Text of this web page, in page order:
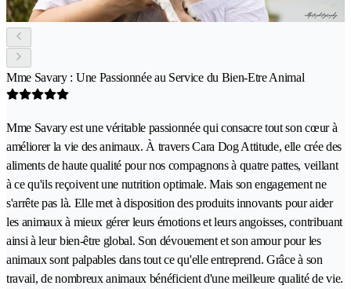
Mme Savary : Une Passionnée au Service du Bien-Etre Animal
Mme Savary est une véritable passionnée qui consacre tout son cœur à
améliorer la vie des animaux. À travers Cara Dog Attitude, elle crée des
aliments de haute qualité pour nos compagnons à quatre pattes, veillant
à ce qu'ils reçoivent une nutrition optimale. Mais son engagement ne
s'arrête pas là. Elle met à disposition des produits innovants pour aider
les animaux à mieux gérer leurs émotions et leurs angoisses, contribuant
ainsi à leur bien-être global. Son dévouement et son amour pour les
animaux sont palpables dans tout ce qu'elle entreprend. Grâce à son
travail, de nombreux animaux bénéficient d'une meilleure qualité de vie.